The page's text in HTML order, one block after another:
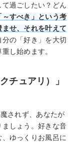
過ごしたい？どん
～すべき」という考
せ、それを叶えて
の「好き」を大切
し始めます。
チュアリ）」
されず、あなたが
しょう。好きな音
ゆっくりお風呂に